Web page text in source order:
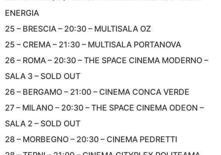
ENERGIA
25 – BRESCIA – 20:30 – MULTISALA OZ
25 – CREMA – 21:30 – MULTISALA PORTANOVA
26 – ROMA – 20:30 – THE SPACE CINEMA MODERNO –
SALA 3 – SOLD OUT
26 – BERGAMO – 21:00 – CINEMA CONCA VERDE
27 – MILANO – 20:30 – THE SPACE CINEMA ODEON –
SALA 2 – SOLD OUT
28 – MORBEGNO – 20:30 – CINEMA PEDRETTI